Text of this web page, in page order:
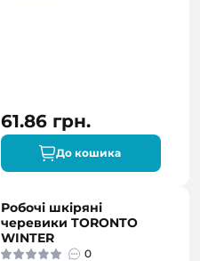
61.86 грн.
До кошика
Робочі шкіряні
черевики TORONTO
WINTER
0